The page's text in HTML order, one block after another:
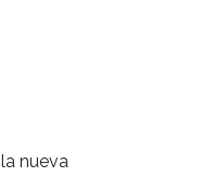
la nueva